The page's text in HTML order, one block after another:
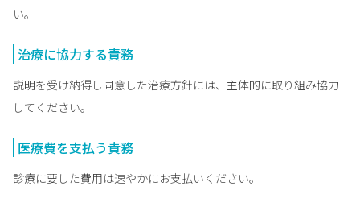
い。
治療に協力する責務
説明を受け納得し同意した治療方針には、主体的に取り組み協力
してください。
医療費を支払う責務
診療に要した費用は速やかにお支払いください。